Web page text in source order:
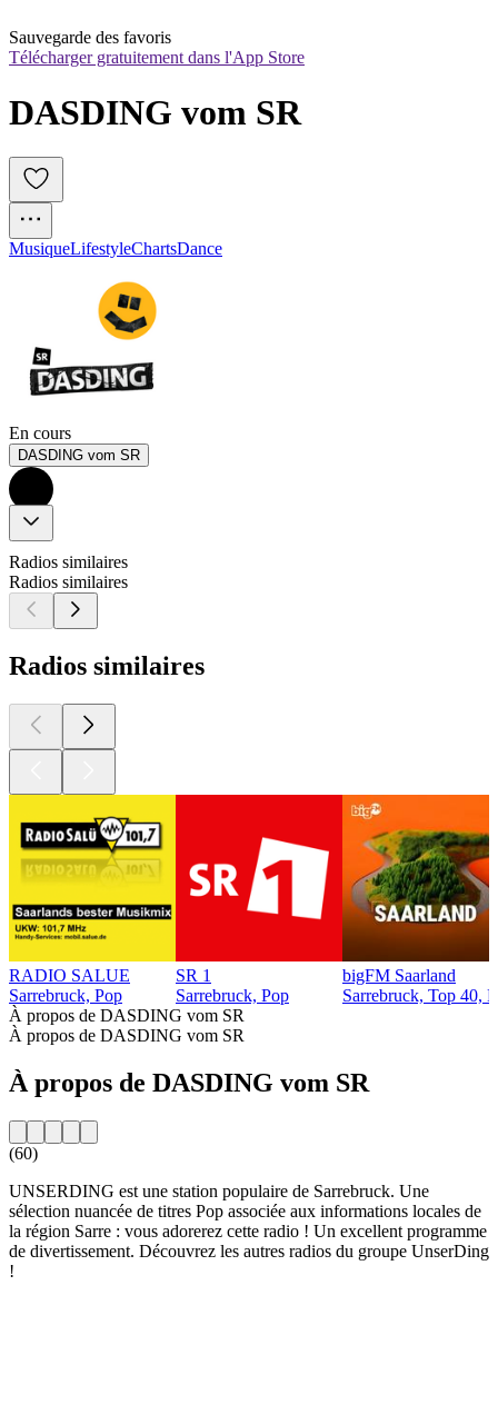
Sauvegarde des favoris
Télécharger gratuitement dans l'App Store
DASDING vom SR
MusiqueLifestyleChartsDance
En cours
DASDING vom SR
Radios similaires
Radios similaires
Radios similaires
RADIO SALUE
Sarrebruck, Pop
SR 1
Sarrebruck, Pop
bigFM Saarland
Sarrebruck, Top 40,
À propos de DASDING vom SR
À propos de DASDING vom SR
À propos de DASDING vom SR
(60)
UNSERDING est une station populaire de Sarrebruck. Une
sélection nuancée de titres Pop associée aux informations locales de
la région Sarre : vous adorerez cette radio ! Un excellent programme
de divertissement. Découvrez les autres radios du groupe UnserDing
!